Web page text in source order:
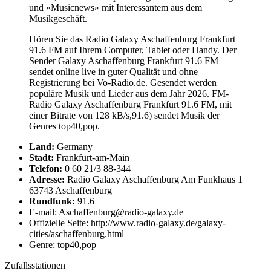
und «Musicnews» mit Interessantem aus dem
Musikgeschäft.
Hören Sie das Radio Galaxy Aschaffenburg Frankfurt
91.6 FM auf Ihrem Computer, Tablet oder Handy. Der
Sender Galaxy Aschaffenburg Frankfurt 91.6 FM
sendet online live in guter Qualität und ohne
Registrierung bei Vo-Radio.de. Gesendet werden
populäre Musik und Lieder aus dem Jahr 2026. FM-
Radio Galaxy Aschaffenburg Frankfurt 91.6 FM, mit
einer Bitrate von 128 kB/s,91.6) sendet Musik der
Genres top40,pop.
Land: Germany
Stadt: Frankfurt-am-Main
Telefon: 0 60 21/3 88-344
Adresse: Radio Galaxy Aschaffenburg Am Funkhaus 1
63743 Aschaffenburg
Rundfunk: 91.6
E-mail: Aschaffenburg@radio-galaxy.de
Offizielle Seite: http://www.radio-galaxy.de/galaxy-
cities/aschaffenburg.html
Genre: top40,pop
Zufallsstationen